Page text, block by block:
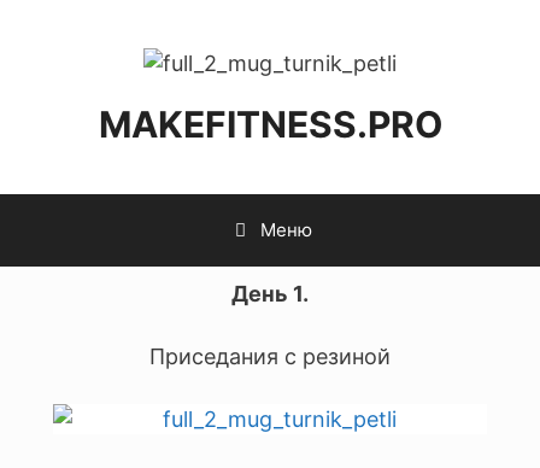
MAKEFITNESS.PRO
Меню
День 1.
Приседания с резиной